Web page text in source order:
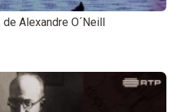
Alexandre O´Neill